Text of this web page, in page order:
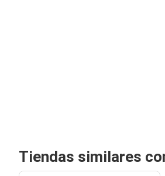
Tiendas similares